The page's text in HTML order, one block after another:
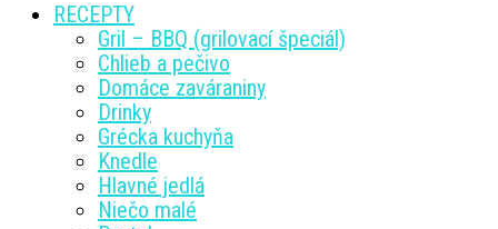
RECEPTY
Gril – BBQ (grilovací špeciál)
Chlieb a pečivo
Domáce zaváraniny
Drinky
Grécka kuchyňa
Knedle
Hlavné jedlá
Niečo malé